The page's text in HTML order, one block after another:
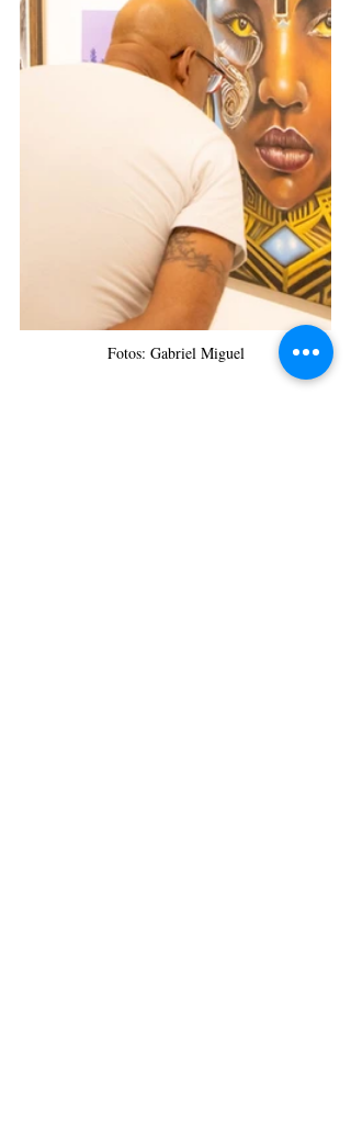
Fotos: Gabriel Miguel